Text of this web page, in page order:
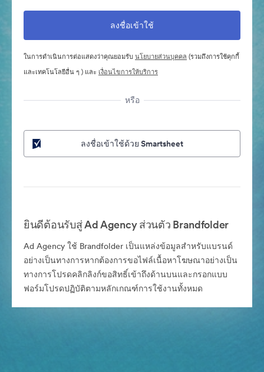
ในการดำเนินการต่อแสดงว่าคุณยอมรับนโยบายส่วนบุคคล (รวมถึงการใช้คุกกี้
และเทคโนโลยีอื่น ๆ ) และ เงื่อนไขการให้บริการ
หรือ
ลงชื่อเข้าใช้ด้วย Smartsheet
ยินดีต้อนรับสู่ Ad Agency ส่วนตัว Brandfolder
Ad Agency ใช้ Brandfolder เป็นแหล่งข้อมูลสำหรับแบรนด์
อย่างเป็นทางการหากต้องการขอไฟล์เนื้อหาโฆษณาอย่างเป็น
ทางการโปรดคลิกลิงก์ขอสิทธิ์เข้าถึงด้านบนและกรอกแบบ
ฟอร์มโปรดปฏิบัติตามหลักเกณฑ์การใช้งานทั้งหมด